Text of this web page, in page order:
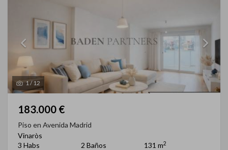
1/ 12
183.000 €
Piso en Avenida Madrid
Vinaròs
3 Habs
2 Baños 131 m2